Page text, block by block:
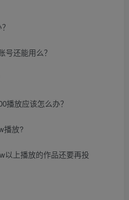
号还能用么？
播放应该怎么办？
播放?
以上播放的作品还要再投